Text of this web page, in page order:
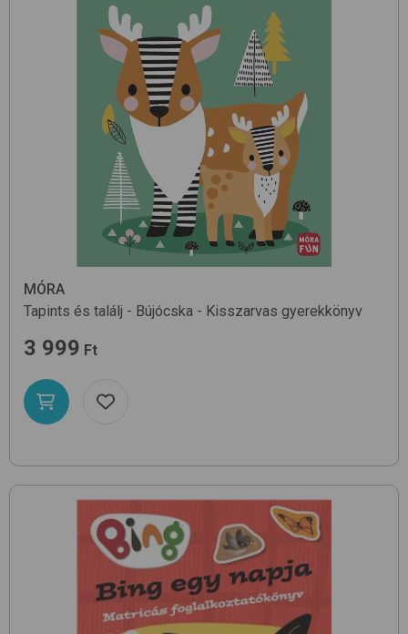
MÓRA
Tapints és találj - Bújócska - Kisszarvas gyerekkönyv
3 999 Ft